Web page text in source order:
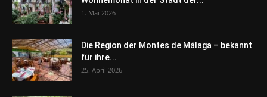
1. Mai 2026
Die Region der Montes de Málaga – bekannt
für ihre...
25. April 2026